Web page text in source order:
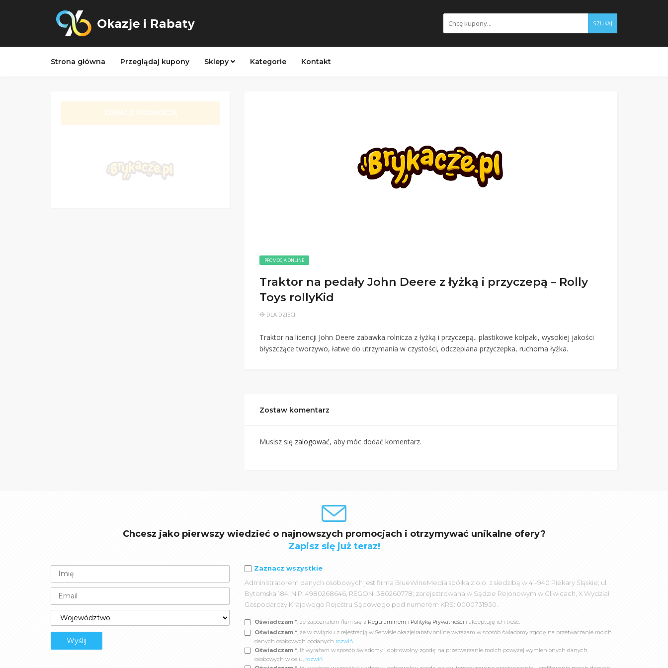
SZUKAJ
Strona główna Przeglądaj kupony Sklepy Kategorie Kontakt
ZOBACZ PROMOCJĘ
PROMOCJA ONLINE
Traktor na pedały John Deere z łyżką i przyczepą – Rolly
Toys rollyKid
DLA DZIECI
Traktor na licencji John Deere zabawka rolnicza z łyżką i przyczepą.. plastikowe kołpaki, wysokiej jakości
błyszczące tworzywo, łatwe do utrzymania w czystości, odczepiana przyczepka, ruchoma łyżka.
Zostaw komentarz
Musisz się zalogować, aby móc dodać komentarz.
Chcesz jako pierwszy wiedzieć o najnowszych promocjach i otrzymywać unikalne ofery?
Zapisz się już teraz!
Zaznacz wszystkie
Administratorem danych osobowych jest firma BlueWineMedia spółka z o.o. z siedzibą w 41-940 Piekary Śląskie; ul.
Bytomska 184; NIP: 4980268646, REGON: 380260778; zarejestrowana w Sądzie Rejonowym w Gliwicach, X Wydział
Gospodarczy Krajowego Rejestru Sądowego pod numerem KRS: 0000731930.
Oświadczam *, że zapoznałem /łam się z Regulaminem i Polityką Prywatności i akceptuję ich treść.
Oświadczam *, że w związku z rejestracją w Serwisie okazjeirabaty.online wyrażam w sposób świadomy zgodę na przetwarzanie moich
danych osobowych podanych rozwiń
Oświadczam *, iż wyrażam w sposób świadomy i dobrowolny zgodę na przetwarzanie moich powyżej wymienionych danych
osobowych w celu, rozwiń